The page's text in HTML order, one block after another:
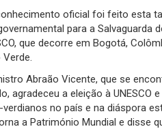
oficial foi feito esta
para a Salvaguarda
que decorre em Bogotá,
Verde.
Abraão Vicente, que se
agradeceu a eleição à UNESCO
no país e na diáspora
a Património Mundial e disse